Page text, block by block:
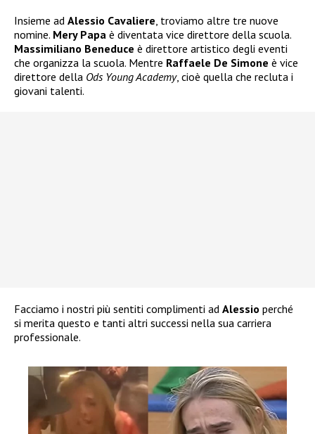
Insieme ad Alessio Cavaliere , troviamo altre tre nuove
nomine. Mery Papa è diventata vice direttore della scuola.
Massimiliano Beneduce è direttore artistico degli eventi
che organizza la scuola. Mentre Raffaele De Simone è vice
direttore della Ods Young Academy, cioè quella che recluta i
giovani talenti.
Facciamo i nostri più sentiti complimenti ad Alessio perché
si merita questo e tanti altri successi nella sua carriera
professionale.